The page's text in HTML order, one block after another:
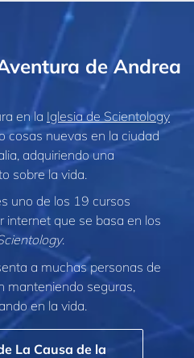
de Andrea
en la Iglesia de Scientology
cosas nuevas en la ciudad
adquiriendo una
sobre la vida.
uno de los 19 cursos
internet que se basa en los
.
a muchas personas de
manteniendo seguras,
en la vida.
La Causa de la